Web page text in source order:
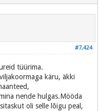
#7,424
tüürima.
käru, äkki
nende hulgas.Mööda
oli selle lõigu peal,